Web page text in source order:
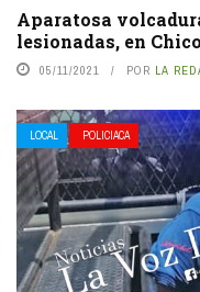
Aparatosa
lesionadas, en
05/11/2021 POR LA
LOCAL POLICIACA